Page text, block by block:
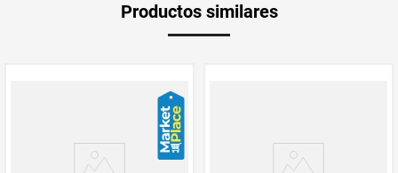
Productos similares